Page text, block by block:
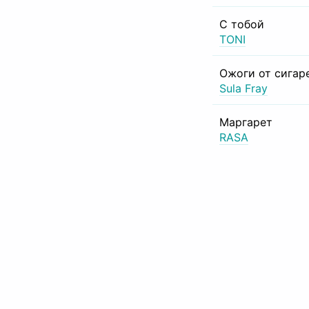
С тобой
TONI
Ожоги от
Sula Fray
Маргарет
RASA